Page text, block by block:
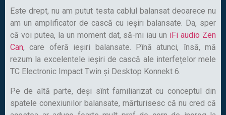
Este drept, nu am putut testa cablul balansat deoarece nu
am un amplificator de cască cu ieșiri balansate. Da, sper
că voi putea, la un moment dat, să-mi iau un iFi audio Zen
Can, care oferă ieșiri balansate. Pînă atunci, însă, mă
rezum la excelentele ieșiri de cască ale interfețelor mele
TC Electronic Impact Twin și Desktop Konnekt 6.
Pe de altă parte, deși sînt familiarizat cu conceptul din
spatele conexiunilor balansate, mărturisesc că nu cred că